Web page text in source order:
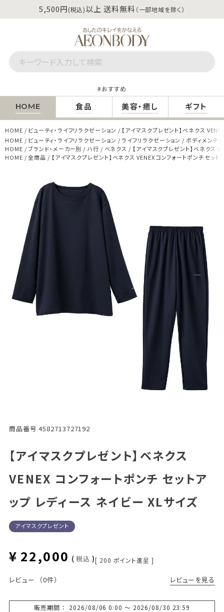
5,500円(税込)以上 送料無料 （一部地域を除く）
おすすめ
HOME 食品 美容・癒し ギフト
HOME ビューティ・ライフリラクゼーション
【アイマスクプレゼント】ベネクス
HOME
ビューティ・ライフリラクゼーション ライフリラクゼーション
ボディメンテ
HOME
ブランド・メーカー別 ハ行 ベネクス
【アイマスクプレゼント】ベネクス
HOME
全商品 【アイマスクプレゼント】ベネクス VENEX コンフォートポンチ セッ
商品番号 4582713727192
【アイマスクプレゼント】ベネクス
VENEX コンフォートポンチ セットア
ップ レディース ネイビー XLサイズ
アイマスクプレゼント
¥ 22,000 税込 [ 200 ポイント進呈 ]
レビュー （0件） レビューを見る
販売期間 2026/08/06 0:00 〜 2026/08/30 23:59